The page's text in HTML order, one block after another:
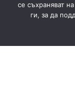
се съхраняват
ги, за да